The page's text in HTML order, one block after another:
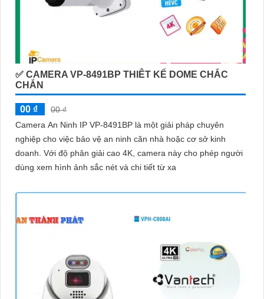
✅ CAMERA VP-8491BP THIÊT KẾ DOME CHẮC
CHẮN
00 ₫
00 ₫
Camera An Ninh IP VP-8491BP là một giải pháp chuyên
nghiệp cho việc bảo vệ an ninh căn nhà hoặc cơ sở kinh
doanh. Với độ phân giải cao 4K, camera này cho phép người
dùng xem hình ảnh sắc nét và chi tiết từ xa